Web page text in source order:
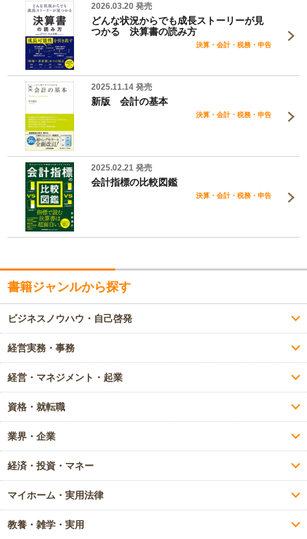
2026.03.20 発売
どんな状況からでも成長ストーリーが見
つかる 決算書の読み方
決算・会計・税務・申告
2025.11.14 発売
新版 会計の基本
決算・会計・税務・申告
2025.02.21 発売
会計指標の比較図鑑
決算・会計・税務・申告
書籍ジャンルから探す
ビジネスノウハウ・自己啓発
経営実務・事務
経営・マネジメント・起業
資格・就転職
業界・企業
経済・投資・マネー
マイホーム・実用法律
教養・雑学・実用